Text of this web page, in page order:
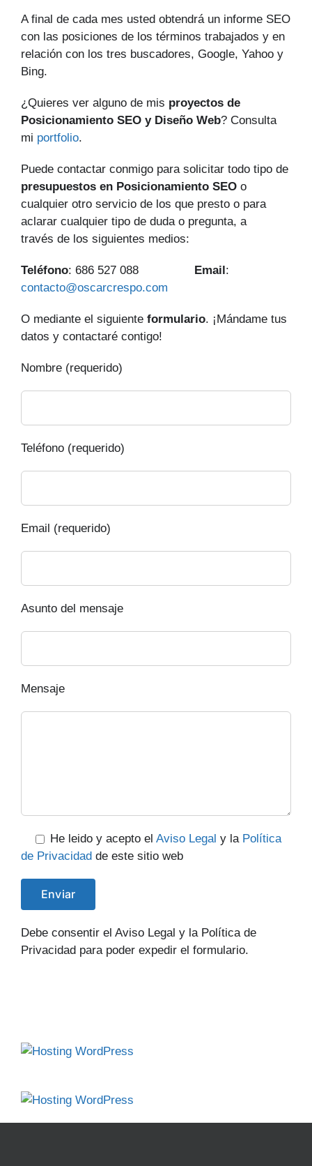
A final de cada mes usted obtendrá un informe SEO
con las posiciones de los términos trabajados y en
relación con los tres buscadores, Google, Yahoo y
Bing.
¿Quieres ver alguno de mis proyectos de
Posicionamiento SEO y Diseño Web? Consulta
mi portfolio.
Puede contactar conmigo para solicitar todo tipo de
presupuestos en Posicionamiento SEO o
cualquier otro servicio de los que presto o para
aclarar cualquier tipo de duda o pregunta, a
través de los siguientes medios:
Teléfono: 686 527 088 Email :
contacto@oscarcrespo.com
O mediante el siguiente formulario. ¡Mándame tus
datos y contactaré contigo!
Nombre (requerido)
Teléfono (requerido)
Email (requerido)
Asunto del mensaje
Mensaje
He leido y acepto el Aviso Legal y la Política
de Privacidad de este sitio web
Debe consentir el Aviso Legal y la Política de
Privacidad para poder expedir el formulario.